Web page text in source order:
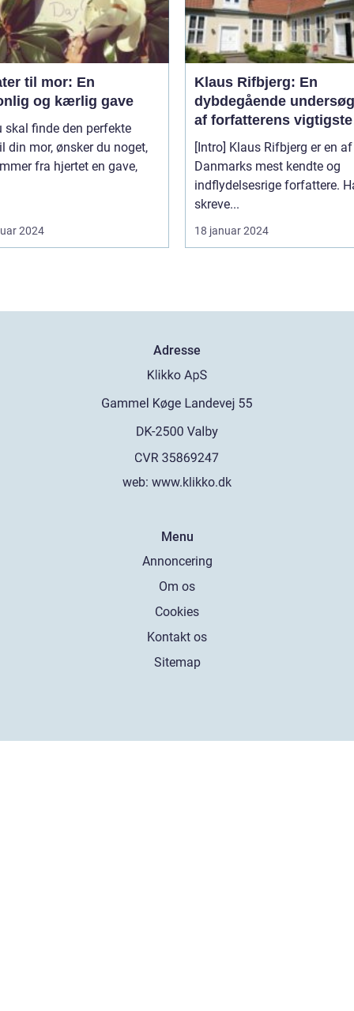
til mor: En
og kærlig gave
skal finde den perfekte
din mor, ønsker du noget,
fra hjertet en gave,
2024
Klaus Rifbjerg: En
dybdegående
af forfatterens vigtigste
bøger
[Intro] Klaus Rifbjerg er en af
Danmarks mest kendte og
indflydelsesrige forfattere.
skreve...
18 januar 2024
Adresse
web: www.klikko.dk
Menu
Annoncering
Om os
Cookies
Kontakt os
Sitemap